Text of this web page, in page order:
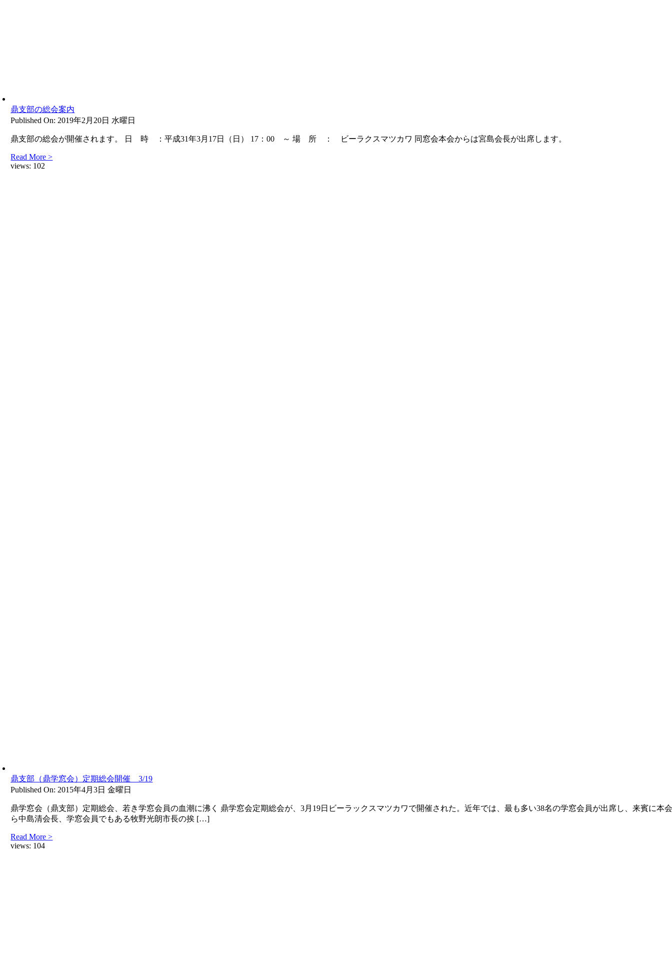
鼎支部の総会案内
Published On: 2019年2月20日 水曜日
鼎支部の総会が開催されます。 日 時 ：平成31年3月17日（日） 17：00 ～ 場 所 ： ビーラクスマツカワ 同窓会本会からは宮島会長が出席します。
Read More >
views: 102
鼎支部（鼎学窓会）定期総会開催 3/19
Published On: 2015年4月3日 金曜日
鼎学窓会（鼎支部）定期総会、若き学窓会員の血潮に沸く 鼎学窓会定期総会が、3月19日ビーラックスマツカワで開催された。近年では、最も多い38名の学窓会員が出席し、来賓に本
ら中島清会長、学窓会員でもある牧野光朗市長の挨 […]
Read More >
views: 104